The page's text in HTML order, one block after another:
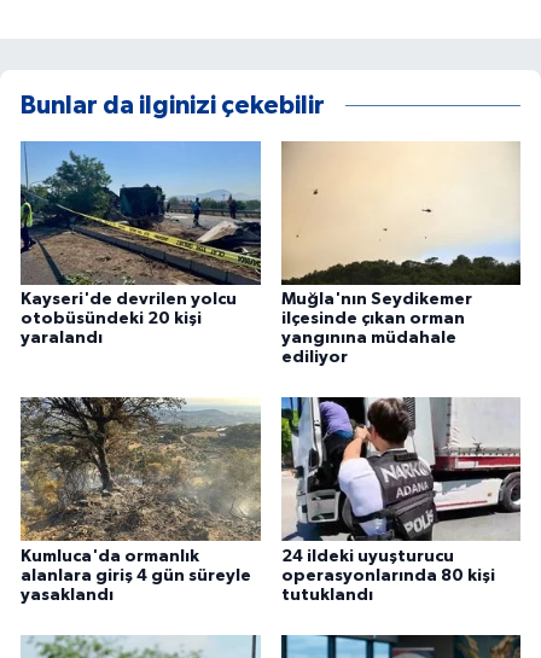
Bunlar da ilginizi çekebilir
Kayseri'de devrilen yolcu
otobüsündeki 20 kişi
yaralandı
Muğla'nın Seydikemer
ilçesinde çıkan orman
yangınına müdahale
ediliyor
Kumluca'da ormanlık
alanlara giriş 4 gün süreyle
yasaklandı
24 ildeki uyuşturucu
operasyonlarında 80 kişi
tutuklandı